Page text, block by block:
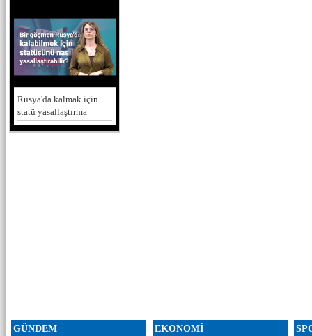
Rusya'da kalmak için
statü yasallaştırma
GÜNDEM EKONOMİ